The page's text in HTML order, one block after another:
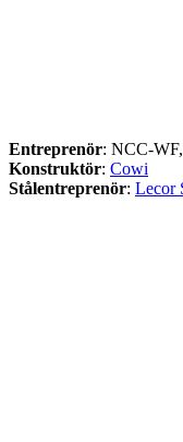
Entreprenör: NCC-
Konstruktör: Cowi
Stålentreprenör: Lecor